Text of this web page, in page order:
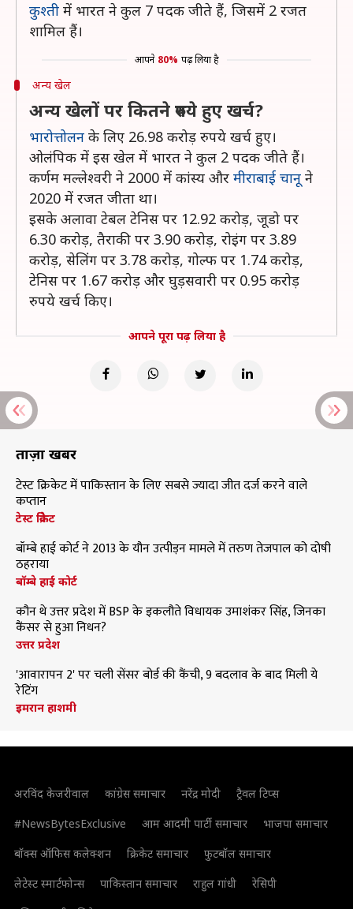
कुश्ती में भारत ने कुल 7 पदक जीते हैं, जिसमें 2 रजत
शामिल हैं।
आपने 80% पढ़ लिया है
अन्य खेल
अन्य खेलों पर कितने रुपये हुए खर्च?
भारोत्तोलन के लिए 26.98 करोड़ रुपये खर्च हुए।
ओलंपिक में इस खेल में भारत ने कुल 2 पदक जीते हैं।
कर्णम मल्लेश्वरी ने 2000 में कांस्य और मीराबाई चानू ने
2020 में रजत जीता था।
इसके अलावा टेबल टेनिस पर 12.92 करोड़, जूडो पर
6.30 करोड़, तैराकी पर 3.90 करोड़, रोइंग पर 3.89
करोड़, सेलिंग पर 3.78 करोड़, गोल्फ पर 1.74 करोड़,
टेनिस पर 1.67 करोड़ और घुड़सवारी पर 0.95 करोड़
रुपये खर्च किए।
आपने पूरा पढ़ लिया है
ताज़ा खबरें
टेस्ट क्रिकेट में पाकिस्तान के लिए सबसे ज्यादा जीत दर्ज करने वाले
कप्तान
टेस्ट क्रिकेट
बॉम्बे हाई कोर्ट ने 2013 के यौन उत्पीड़न मामले में तरुण तेजपाल को दोषी
ठहराया
बॉम्बे हाई कोर्ट
कौन थे उत्तर प्रदेश में BSP के इकलौते विधायक उमाशंकर सिंह, जिनका
कैंसर से हुआ निधन?
उत्तर प्रदेश
'आवारापन 2' पर चली सेंसर बोर्ड की कैंची, 9 बदलाव के बाद मिली ये
रेटिंग
इमरान हाशमी
अरविंद केजरीवाल कांग्रेस समाचार नरेंद्र मोदी
ट्रैवल टिप्स
#NewsBytesExclusive
आम आदमी पार्टी समाचार
भाजपा समाचार
बॉक्स ऑफिस कलेक्शन
क्रिकेट समाचार
फुटबॉल समाचार
लेटेस्ट स्मार्टफोन्स
पाकिस्तान समाचार राहुल गांधी
रेसिपी